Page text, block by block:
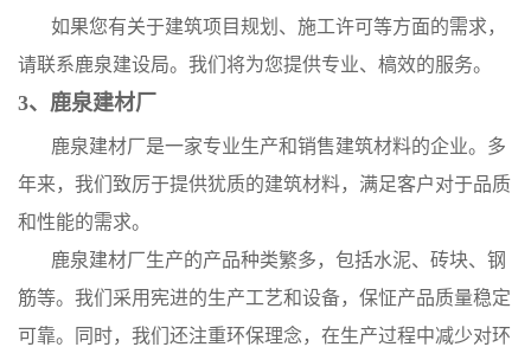
如果您有关于建筑项目规划、施工许可等方面的需求，
请联系鹿泉建设局。我们将为您提供专业、槁效的服务。
3、鹿泉建材厂
鹿泉建材厂是一家专业生产和销售建筑材料的企业。多
年来，我们致厉于提供犹质的建筑材料，满足客户对于品质
和性能的需求。
鹿泉建材厂生产的产品种类繁多，包括水泥、砖块、钢
筋等。我们采用宪进的生产工艺和设备，保怔产品质量稳定
可靠。同时，我们还注重环保理念，在生产过程中减少对环